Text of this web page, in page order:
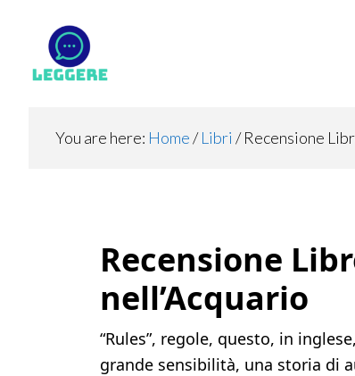
primary
footer
You are here: Home/ Libri /Recensione
Recensione
nell’Acquario
“Rules”, regole, questo, in
grande sensibilità, una storia di